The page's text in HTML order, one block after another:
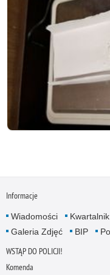
Informacje
Wiadomości Kwartalnik
Galeria Zdjęć
BIP
WSTĄP DO POLICJI!
Komenda